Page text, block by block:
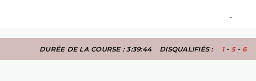
-
DURÉE DE LA COURSE : 3:39:44 DISQUALIFIÉS : 1- 5- 6